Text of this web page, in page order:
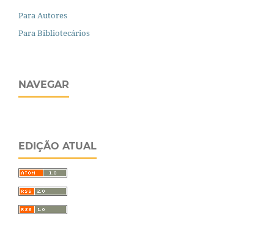
Para Autores
Para Bibliotecários
NAVEGAR
EDIÇÃO ATUAL